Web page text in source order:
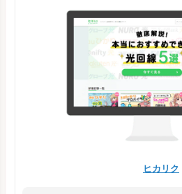
ヒカリク